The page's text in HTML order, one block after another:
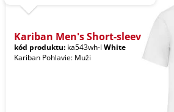
Kariban Men's Short-sleev
kód produktu: ka543wh-l White
Kariban Pohlavie: Muži